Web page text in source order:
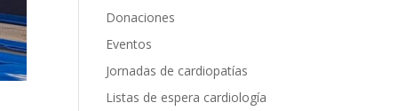
Donaciones
Eventos
Jornadas de cardiopatías
Listas de espera cardiología